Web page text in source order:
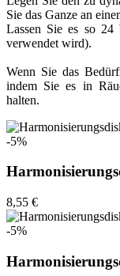
Sie das Ganze an
Lassen Sie es so 24
verwendet wird).
Wenn Sie das
indem Sie es in
halten.
-5%
8,55 €
-5%